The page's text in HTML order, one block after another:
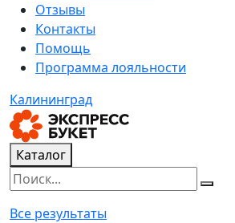
Отзывы
Контакты
Помощь
Программа лояльности
Калининград
Каталог
Все результаты